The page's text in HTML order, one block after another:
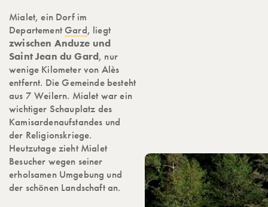
Mialet, ein Dorf im
Departement Gard, liegt
zwischen Anduze und
Saint Jean du Gard, nur
wenige Kilometer von Alès
entfernt. Die Gemeinde besteht
aus 7 Weilern. Mialet war ein
wichtiger Schauplatz des
Kamisardenaufstandes und
der Religionskriege.
Heutzutage zieht Mialet
Besucher wegen seiner
erholsamen Umgebung und
der schönen Landschaft an.